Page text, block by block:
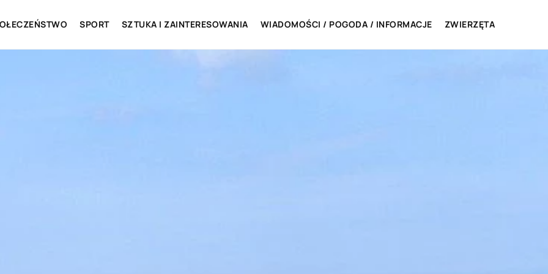
SPORT SZTUKA I ZAINTERESOWANIA WIADOMOŚCI / POGODA / INFORMACJE ZWIERZĘTA